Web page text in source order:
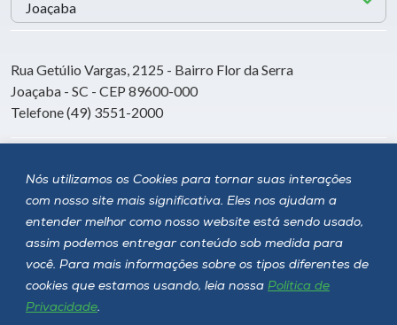
Nós utilizamos os Cookies para tornar suas interações
com nosso site mais significativa. Eles nos ajudam a
entender melhor como nosso website está sendo usado,
assim podemos entregar conteúdo sob medida para
você. Para mais informações sobre os tipos diferentes de
cookies que estamos usando, leia nossa Política de
Privacidade.
Rua Getúlio Vargas, 2125 - Bairro Flor da Serra
Joaçaba - SC - CEP 89600-000
Telefone (49) 3551-2000
Siga a Unoesc